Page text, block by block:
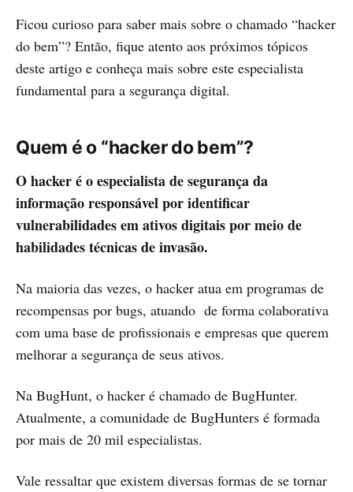
Ficou curioso para saber mais sobre o chamado “hacker
do bem”? Então, fique atento aos próximos tópicos
deste artigo e conheça mais sobre este especialista
fundamental para a segurança digital.
Quem é o “hacker do bem”?
O hacker é o especialista de segurança da
informação responsável por identificar
vulnerabilidades em ativos digitais por meio de
habilidades técnicas de invasão.
Na maioria das vezes, o hacker atua em programas de
recompensas por bugs, atuando de forma colaborativa
com uma base de profissionais e empresas que querem
melhorar a segurança de seus ativos.
Na BugHunt, o hacker é chamado de BugHunter.
Atualmente, a comunidade de BugHunters é formada
por mais de 20 mil especialistas.
Vale ressaltar que existem diversas formas de se tornar